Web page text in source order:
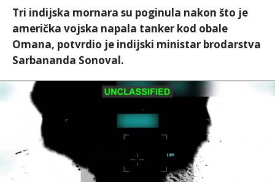
Tri indijska mornara su poginula nakon što je
američka vojska napala tanker kod obale
Omana, potvrdio je indijski ministar brodarstva
Sarbananda Sonoval.